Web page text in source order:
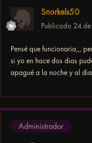
SET gxFixLag "0"
SET
SET showToolsUI "1"
GxInfo
----------------------------------------
GxApi: D3D9
Version:
Snorkels50
Publicado 24
Pensé que funcionaria,,,
si yo en hace dos dias
apagué a la noche y al
Administrador